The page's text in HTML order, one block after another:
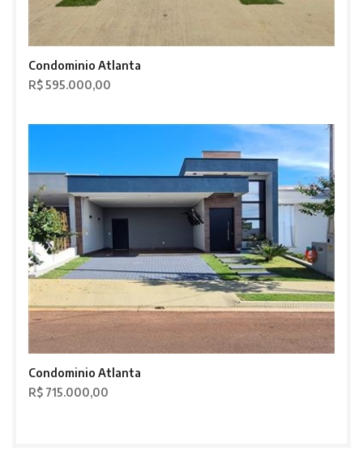
Condominio Atlanta
R$ 595.000,00
Condominio Atlanta
R$ 715.000,00